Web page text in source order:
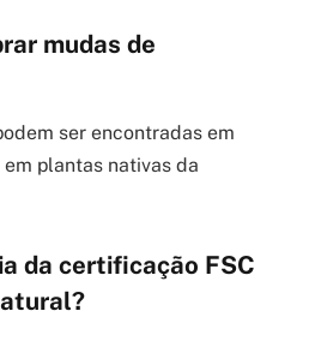
mudas de
ser encontradas em
plantas nativas da
da certificação FSC